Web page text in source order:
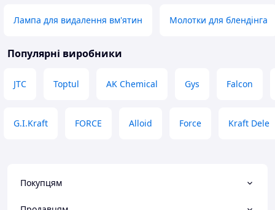
Лампа для видалення вм'ятин Молотки для блендінга
Популярні виробники
JTC Toptul AK Chemical Gys Falcon
G.I.Kraft FORCE Alloid Force Kraft Dele
Покупцям